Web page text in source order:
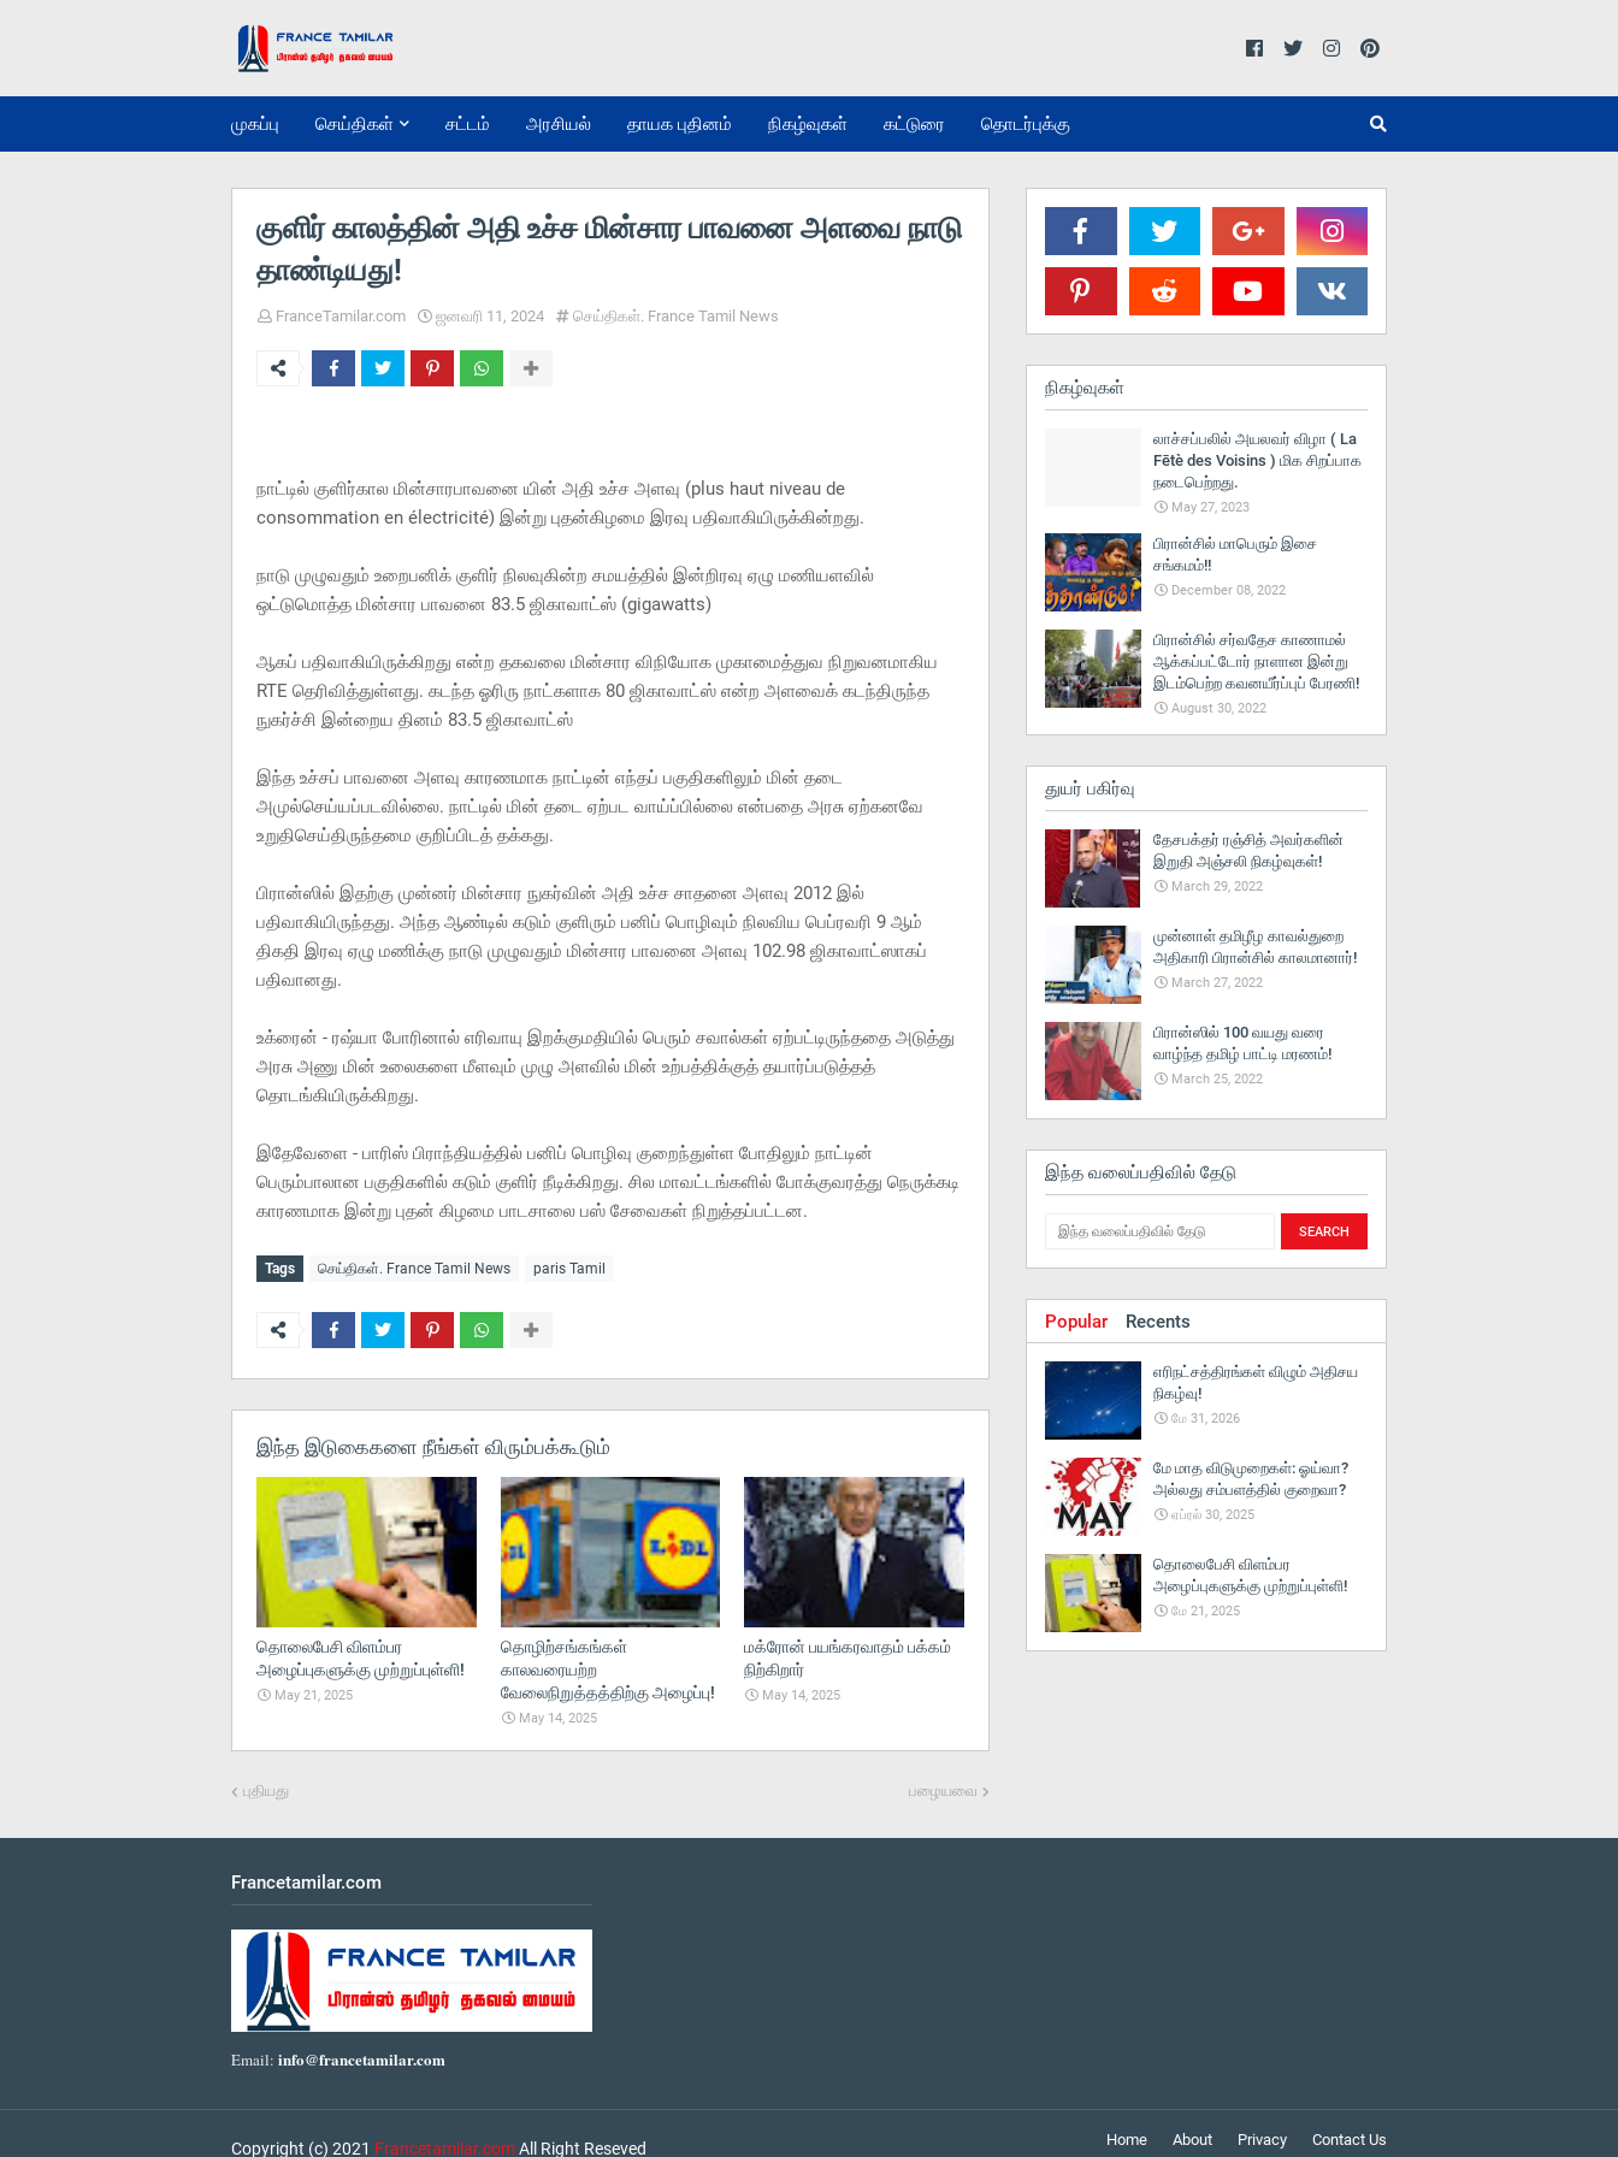
முகப்பு செய்திகள் சட்டம் அரசியல் தாயக புதினம் நிகழ்வுகள் கட்டுரை தொடர்புக்கு
குளிர் காலத்தின் அதி உச்ச மின்சார பாவனை அளவை நாடு
தாண்டியது!
FranceTamilar.com ஜனவரி 11, 2024 செய்திகள். France Tamil News
நாட்டில் குளிர்கால மின்சாரபாவனை யின் அதி உச்ச அளவு (plus haut niveau de
consommation en électricité) இன்று புதன்கிழமை இரவு பதிவாகியிருக்கின்றது.
நாடு முழுவதும் உறைபனிக் குளிர் நிலவுகின்ற சமயத்தில் இன்றிரவு ஏழு மணியளவில்
ஒட்டுமொத்த மின்சார பாவனை 83.5 ஜிகாவாட்ஸ் (gigawatts)
ஆகப் பதிவாகியிருக்கிறது என்ற தகவலை மின்சார விநியோக முகாமைத்துவ நிறுவனமாகிய
RTE தெரிவித்துள்ளது. கடந்த ஓரிரு நாட்களாக 80 ஜிகாவாட்ஸ் என்ற அளவைக் கடந்திருந்த
நுகர்ச்சி இன்றைய தினம் 83.5 ஜிகாவாட்ஸ்
இந்த உச்சப் பாவனை அளவு காரணமாக நாட்டின் எந்தப் பகுதிகளிலும் மின் தடை
அமுல்செய்யப்படவில்லை. நாட்டில் மின் தடை ஏற்பட வாய்ப்பில்லை என்பதை அரசு ஏற்கனவே
உறுதிசெய்திருந்தமை குறிப்பிடத் தக்கது.
பிரான்ஸில் இதற்கு முன்னர் மின்சார நுகர்வின் அதி உச்ச சாதனை அளவு 2012 இல்
பதிவாகியிருந்தது. அந்த ஆண்டில் கடும் குளிரும் பனிப் பொழிவும் நிலவிய பெப்ரவரி 9 ஆம்
திகதி இரவு ஏழு மணிக்கு நாடு முழுவதும் மின்சார பாவனை அளவு 102.98 ஜிகாவாட்ஸாகப்
பதிவானது.
உக்ரைன் - ரஷ்யா போரினால் எரிவாயு இறக்குமதியில் பெரும் சவால்கள் ஏற்பட்டிருந்ததை அடுத்து
அரசு அணு மின் உலைகளை மீளவும் முழு அளவில் மின் உற்பத்திக்குத் தயார்ப்படுத்தத்
தொடங்கியிருக்கிறது.
இதேவேளை - பாரிஸ் பிராந்தியத்தில் பனிப் பொழிவு குறைந்துள்ள போதிலும் நாட்டின்
பெரும்பாலான பகுதிகளில் கடும் குளிர் நீடிக்கிறது. சில மாவட்டங்களில் போக்குவரத்து நெருக்கடி
காரணமாக இன்று புதன் கிழமை பாடசாலை பஸ் சேவைகள் நிறுத்தப்பட்டன.
Tags செய்திகள். France Tamil News paris Tamil
இந்த இடுகைகளை நீங்கள் விரும்பக்கூடும்
தொலைபேசி விளம்பர
அழைப்புகளுக்கு முற்றுப்புள்ளி!
May 21, 2025
தொழிற்சங்கங்கள்
காலவரையற்ற
வேலைநிறுத்தத்திற்கு அழைப்பு!
May 14, 2025
மக்ரோன் பயங்கரவாதம் பக்கம்
நிற்கிறார்
May 14, 2025
புதியது பழையவை
நிகழ்வுகள்
லாச்சப்பலில் அயலவர் விழா ( La
Fētè des Voisins ) மிக சிறப்பாக
நடைபெற்றது.
May 27, 2023
பிரான்சில் மாபெரும் இசை
சங்கமம்!!
December 08, 2022
பிரான்சில் சர்வதேச காணாமல்
ஆக்கப்பட்டோர் நாளான இன்று
இடம்பெற்ற கவனயீர்ப்புப் பேரணி!
August 30, 2022
துயர் பகிர்வு
தேசபக்தர் ரஞ்சித் அவர்களின்
இறுதி அஞ்சலி நிகழ்வுகள்!
March 29, 2022
முன்னாள் தமிழீழ காவல்துறை
அதிகாரி பிரான்சில் காலமானார்!
March 27, 2022
பிரான்ஸில் 100 வயது வரை
வாழ்ந்த தமிழ் பாட்டி மரணம்!
March 25, 2022
இந்த வலைப்பதிவில் தேடு
Popular Recents
எரிநட்சத்திரங்கள் விழும் அதிசய
நிகழ்வு!
மே 31, 2026
மே மாத விடுமுறைகள்: ஓய்வா?
அல்லது சம்பளத்தில் குறைவா?
ஏப்ரல் 30, 2025
தொலைபேசி விளம்பர
அழைப்புகளுக்கு முற்றுப்புள்ளி!
மே 21, 2025
Francetamilar.com
Email: info@francetamilar.com
Home About Privacy Contact Us
Copyright (c) 2021 Francetamilar.comAll Right Reseved